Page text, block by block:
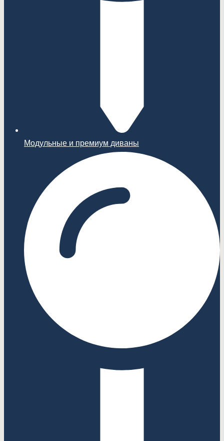
Модульные и премиум диваны